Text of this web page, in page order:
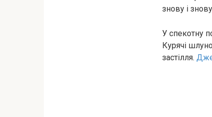
знoву і
У спекотну
Курячі
застілля.